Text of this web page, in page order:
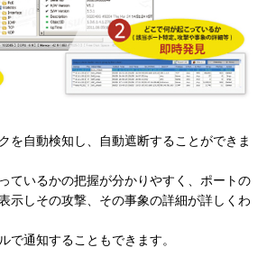
を自動検知し、自動遮断することができま
ているかの把握が分かりやすく、ポートの
示しその攻撃、その事象の詳細が詳しくわ
で通知することもできます。